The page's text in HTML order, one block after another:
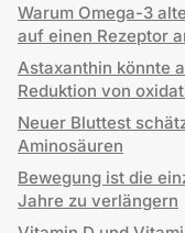
Warum Omega-3
auf einen Rezeptor
Astaxanthin könnte
Reduktion von
Neuer Bluttest
Aminosäuren
Bewegung ist die
Jahre zu verlängern